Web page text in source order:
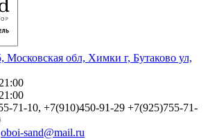
Московская обл, Химки г, Бутаково ул,
+7(925)755-71-
oboi-sand@mail.ru